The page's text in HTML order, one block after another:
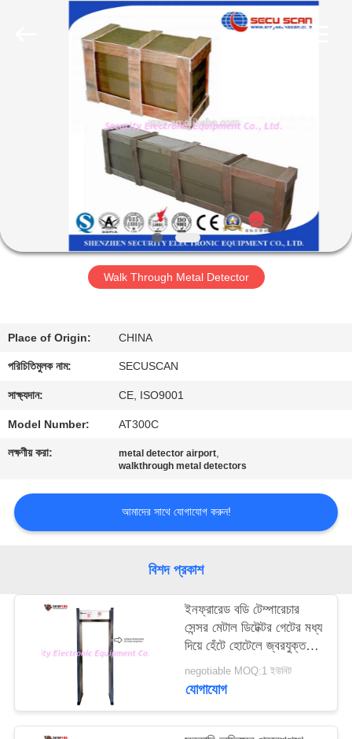
কারখানা
মান
নিয়ন্ত্রণ
যোগাযোগ
করুন
খবর
উদ্ধৃতির
আবেদন
PRIVACY
Walk Through Metal Detector
Place of Origin: CHINA
পরিচিতিমুলক নাম: SECUSCAN
সাক্ষ্যদান: CE, ISO9001
Model Number: AT300C
লক্ষণীয় করা: metal detector airport,
walkthrough metal detectors
আমাদের সাথে যোগাযোগ করুন!
বিশদ প্রকাশ
ইনফ্রারেড বডি টেম্পারেচার
সেন্সর মেটাল ডিটেক্টর গেটের মধ্য
দিয়ে হেঁটে হোটেলে জ্বরযুক্ত
ব্যক্তিকে পরীক্ষা করে
negotiable MOQ:1 ইউনিট
যোগাযোগ